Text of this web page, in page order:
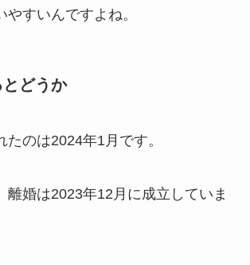
やすいんですよね。
どうか
のは2024年1月です。
離婚は2023年12月に成立していま